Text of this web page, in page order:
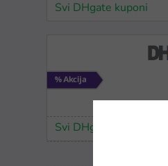
Svi DHgate kuponi
Svi DHgate kuponi